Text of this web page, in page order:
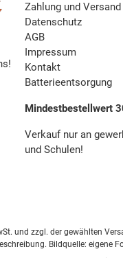
Zahlung und Versand
Datenschutz
AGB
Impressum
Kontakt
Batterieentsorgung
Mindestbestellwert
Verkauf nur an
und Schulen!
und zzgl. der gewählten
Bildquelle: eigene